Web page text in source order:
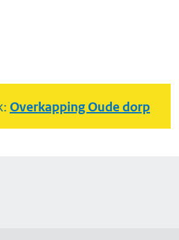
Overkapping Oude dorp